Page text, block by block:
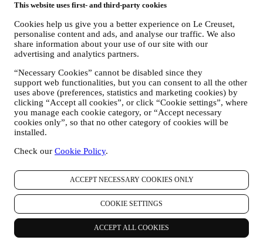
This website uses first- and third-party cookies
Cookies help us give you a better experience on Le Creuset,
personalise content and ads, and analyse our traffic. We also
share information about your use of our site with our
advertising and analytics partners.
“Necessary Cookies” cannot be disabled since they
support web functionalities, but you can consent to all the other
uses above (preferences, statistics and marketing cookies) by
clicking “Accept all cookies”, or click “Cookie settings”, where
you manage each cookie category, or “Accept necessary
cookies only”, so that no other category of cookies will be
installed.
Check our Cookie Policy.
ACCEPT NECESSARY COOKIES ONLY
COOKIE SETTINGS
ACCEPT ALL COOKIES
interactions avec nous (par exemple vos messages, chats,
posts sur les réseaux sociaux, e-mails ou appels
téléphoniques).
Les données personnelles vous concernant, que nous collectons
lorsque vous utilisez le Site web ou lorsque vous nous fournissez de
toute autre façon une quelconque information d’identification
personnelle, sont dûment protégées et vos droits au respect de la vie
privée sont expliqués sous le paragraphe 8 ci-dessous.
2. QUI RECUEILLE VOS DONNEES PERSONNELLES ?
Le contrôleur des données relatives aux services d’e-commerce
proposés sur le Site web est Le Creuset Benelux SA, dont le siège
social est établi à Le Creuset Benelux SA, 4 Rue de la Presse, 1000
Bruxelles, Belgique.
Si vous acceptez de recevoir des communications commerciales de
notre part, vous ferez partie de la base de données des
consommateurs du groupe Le Creuset. Celle-ci est gérée
conjointement, par Le Creuset BENELUX et Group AG, dont le
siège social est situé à Neuhofstrasse 4, 6340 Baar, en Suisse. Son
représentant désigné dans l'UE est Le Creuset SL, numéro de TVA
B62153630, dont les bureaux sont situés Paseo de Gracia 9 2º,
08007 Barcelone, Espagne. L’accord de responsabilité conjointe